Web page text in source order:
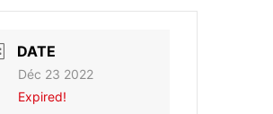
DATE
Déc 23 2022
Expired!